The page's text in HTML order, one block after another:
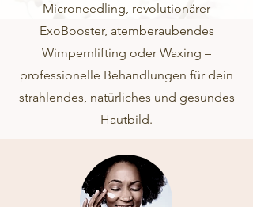
Microneedling, revolutionärer
ExoBooster, atemberaubendes
Wimpernlifting oder Waxing –
professionelle Behandlungen für dein
strahlendes, natürliches und gesundes
Hautbild.